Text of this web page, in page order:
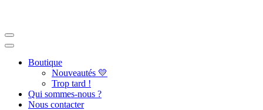
Boutique
Nouveautés 💛
Trop tard !
Qui sommes-nous ?
Nous contacter